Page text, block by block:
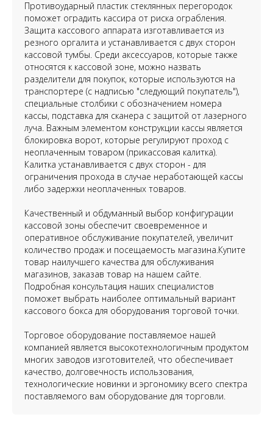
Противоударный пластик стеклянных перегородок
поможет оградить кассира от риска ограбления.
Защита кассового аппарата изготавливается из
резного оргалита и устанавливается с двух сторон
кассовой тумбы. Среди аксессуаров, которые также
относятся к кассовой зоне, можно назвать
разделители для покупок, которые используются на
транспортере (с надписью "следующий покупатель"),
специальные столбики с обозначением номера
кассы, подставка для сканера с защитой от лазерного
луча. Важным элементом конструкции кассы является
блокировка ворот, которые регулируют проход с
неоплаченным товаром (прикассовая калитка).
Калитка устанавливается с двух сторон - для
ограничения прохода в случае неработающей кассы
либо задержки неоплаченных товаров.
Качественный и обдуманный выбор конфигурации
кассовой зоны обеспечит своевременное и
оперативное обслуживание покупателей, увеличит
количество продаж и посещаемость магазина.Купите
товар наилучшего качества для обслуживания
магазинов, заказав товар на нашем сайте.
Подробная консультация наших специалистов
поможет выбрать наиболее оптимальный вариант
кассового бокса для оборудования торговой точки.
Торговое оборудование поставляемое нашей
компанией является высокотехнологичным продуктом
многих заводов изготовителей, что обеспечивает
качество, долговечность использования,
технологические новинки и эргономику всего спектра
поставляемого вам оборудование для торговли.